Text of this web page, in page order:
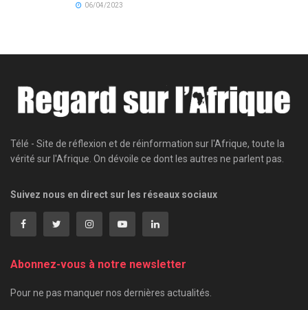
06/04/2023
Télé - Site de réflexion et de réinformation sur l'Afrique, toute la
vérité sur l'Afrique. On dévoile ce dont les autres ne parlent pas.
Suivez nous en direct sur les réseaux sociaux
Abonnez-vous à notre newsletter
Pour ne pas manquer nos dernières actualités.